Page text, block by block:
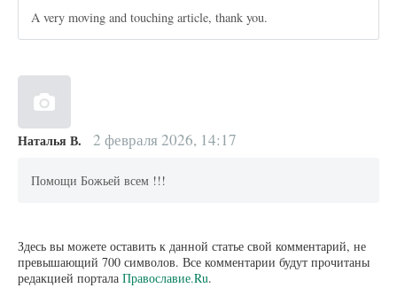
A very moving and touching article, thank you.
Наталья В. 2 февраля 2026, 14:17
Помощи Божьей всем !!!
Здесь вы можете оставить к данной статье свой комментарий, не
превышающий 700 символов. Все комментарии будут прочитаны
редакцией портала Православие.Ru.